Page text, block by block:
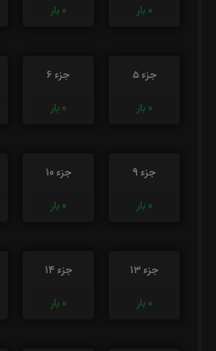
0 بار
0 بار
جزء 5
0 بار
جزء 6
0 بار
جزء 9
0 بار
جزء 10
0 بار
جزء 13
0 بار
جزء 14
0 بار